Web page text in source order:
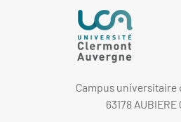
Campus universitaire
63178 AUBIERE